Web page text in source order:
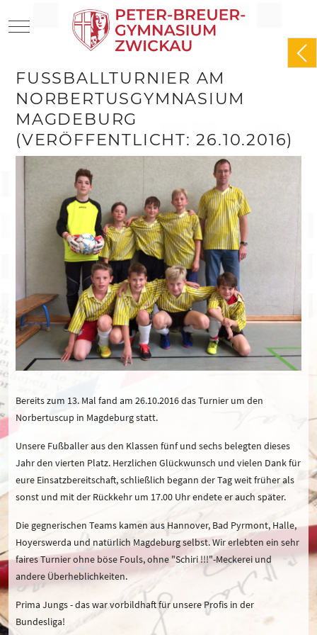
Mobile Menu Toggle
FUSSBALLTURNIER AM N
ORBERTUSGYMNASIUM M
AGDEBURG (
VERÖFFENTLICHT: 26.10.2016)
Bereits zum 13. Mal fand am 26.10.2016 das Turnier um den
Norbertuscup in Magdeburg statt.
Unsere Fußballer aus den Klassen fünf und sechs belegten dieses
Jahr den vierten Platz. Herzlichen Glückwunsch und vielen Dank für
eure Einsatzbereitschaft, schließlich begann der Tag weit früher als
sonst und mit der Rückkehr um 17.00 Uhr endete er auch später.
Die gegnerischen Teams kamen aus Hannover, Bad Pyrmont, Halle,
Hoyerswerda und natürlich Magdeburg selbst. Wir erlebten ein sehr
faires Turnier ohne böse Fouls, ohne "Schiri !!!"-Meckerei und
andere Überheblichkeiten.
Prima Jungs - das war vorbildhaft für unsere Profis in der
Bundesliga!